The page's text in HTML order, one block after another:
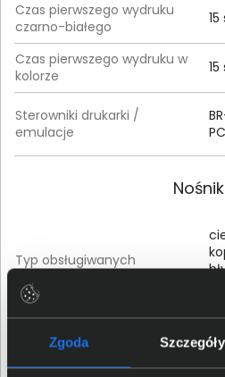
Zgoda Szczegóły
Czas pierwszego wydruku
czarno-białego
Czas pierwszego wydruku w
kolorze
Sterowniki drukarki /
emulacje
Typ obsługiwanych
x